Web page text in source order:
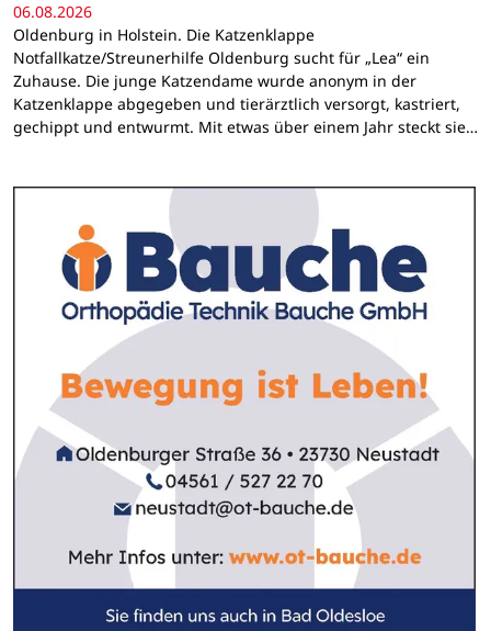
06.08.2026
Oldenburg in Holstein. Die Katzenklappe
Notfallkatze/Streunerhilfe Oldenburg sucht für „Lea“ ein
Zuhause. Die junge Katzendame wurde anonym in der
Katzenklappe abgegeben und tierärztlich versorgt, kastriert,
gechippt und entwurmt. Mit etwas über einem Jahr steckt sie…